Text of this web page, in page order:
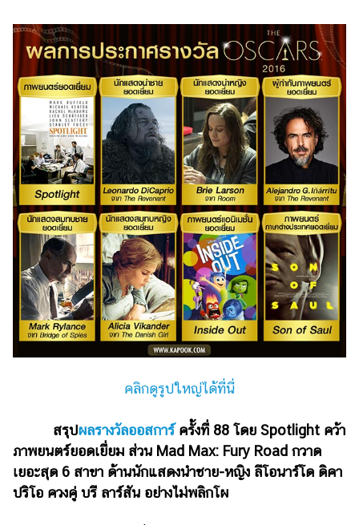
เกาหลี
ไลฟ์
ไตล์
ดูด
วง
ผู้
หญิง
ผู้ชาย
สุขภาพ
ท่อง
เที่ยว
สูตร
รถยนต์
บ้าน
คลิกดูรูปใหญ่ได้ที่นี่
สรุปผลรางวัลออสการ์ครั้งที่ 88 โดย Spotlight คว้า
ภาพยนตร์ยอดเยี่ยม ส่วน Mad Max: Fury Road กวาด
เยอะสุด 6 สาขา ด้านนักแสดงนำชาย-หญิง ลีโอนาร์โด ดิคา
ปริโอ ควงคู่ บรี ลาร์สัน อย่างไม่พลิกโผ